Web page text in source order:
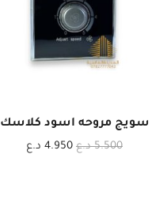
سويج مروحه اسود كلاسك
5.500 د.ع 4.950 د.ع